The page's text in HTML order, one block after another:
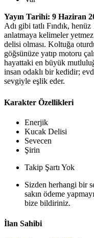
Yayın Tarihi: 9 Haziran
Adı gibi tatlı Fındık,
anlatmaya kelimeler
delisi olması. Koltuğa
göğsünüze yatıp motoru
hayattaki en büyük
insan odaklı bir kedidir;
sevgiyle eşlik eder.
Karakter Özellikleri
Enerjik
Kucak Delisi
Sevecen
Şirin
Takip Şartı Yok
Sizden herhangi bir
sakın ödeme
bize bildiriniz.
İlan Sahibi